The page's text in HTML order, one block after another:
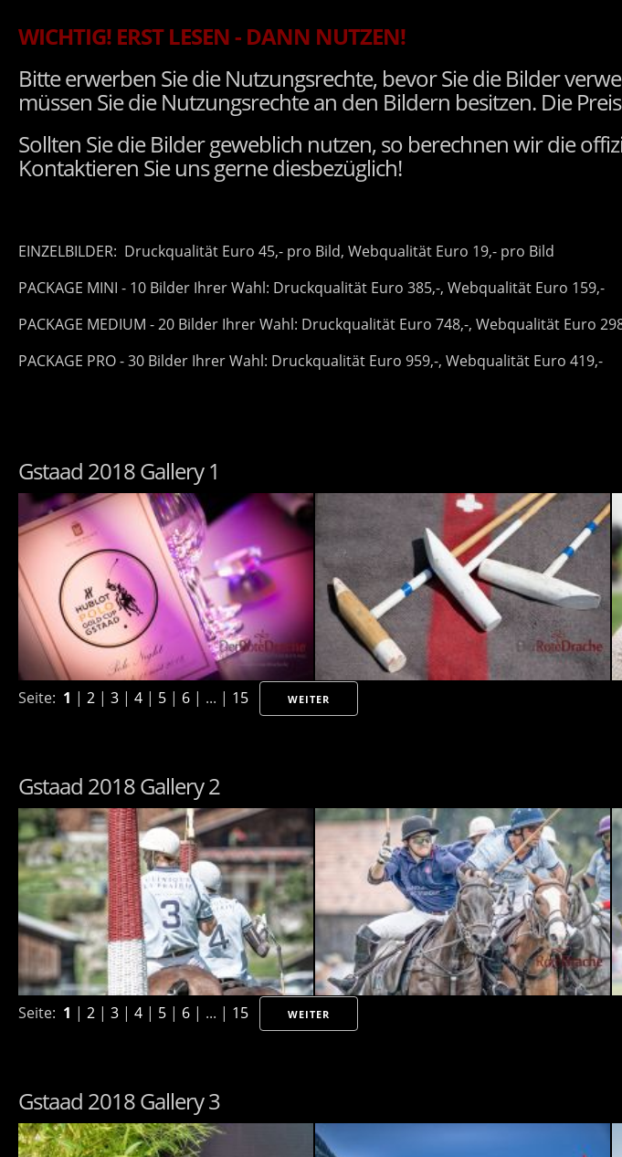
WICHTIG! ERST LESEN - DANN NUTZEN!
Bitte erwerben Sie die Nutzungsrechte, bevor Sie die Bilder
müssen Sie die Nutzungsrechte an den Bildern besitzen. Die
Sollten Sie die Bilder geweblich nutzen, so berechnen wir die
Kontaktieren Sie uns gerne diesbezüglich!
EINZELBILDER: Druckqualität Euro 45,- pro Bild, Webqualität Euro 19,- pro Bild
PACKAGE MINI - 10 Bilder Ihrer Wahl: Druckqualität Euro 385,-, Webqualität Euro 159,-
PACKAGE MEDIUM - 20 Bilder Ihrer Wahl: Druckqualität Euro 748,-, Webqualität Euro
PACKAGE PRO - 30 Bilder Ihrer Wahl: Druckqualität Euro 959,-, Webqualität Euro 419,-
Gstaad 2018 Gallery 1
Seite: 1 | 2 | 3 | 4 | 5 | 6 | ... | 15 WEITER
Gstaad 2018 Gallery 2
Seite: 1 | 2 | 3 | 4 | 5 | 6 | ... | 15 WEITER
Gstaad 2018 Gallery 3